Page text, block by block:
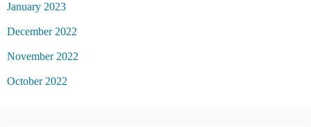
January 2023
December 2022
November 2022
October 2022